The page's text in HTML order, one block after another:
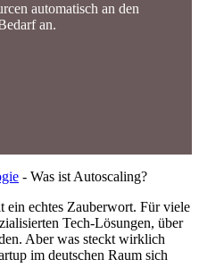
automatisch an den
an.
- Was ist Autoscaling?
ein echtes Zauberwort. Für viele
Tech-Lösungen, über
Aber was steckt wirklich
im deutschen Raum sich